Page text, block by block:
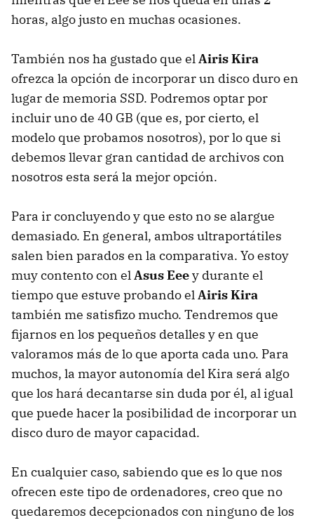
horas, algo justo en muchas ocasiones.
También nos ha gustado que elAiris Kira
ofrezca la opción de incorporar un disco duro en
lugar de memoria SSD. Podremos optar por
incluir uno de 40 GB (que es, por cierto, el
modelo que probamos nosotros), por lo que si
debemos llevar gran cantidad de archivos con
nosotros esta será la mejor opción.
Para ir concluyendo y que esto no se alargue
demasiado. En general, ambos ultraportátiles
salen bien parados en la comparativa. Yo estoy
muy contento con elAsus Eeey durante el
tiempo que estuve probando elAiris Kira
también me satisfizo mucho. Tendremos que
fijarnos en los pequeños detalles y en que
valoramos más de lo que aporta cada uno. Para
muchos, la mayor autonomía del Kira será algo
que los hará decantarse sin duda por él, al igual
que puede hacer la posibilidad de incorporar un
disco duro de mayor capacidad.
En cualquier caso, sabiendo que es lo que nos
ofrecen este tipo de ordenadores, creo que no
quedaremos decepcionados con ninguno de los